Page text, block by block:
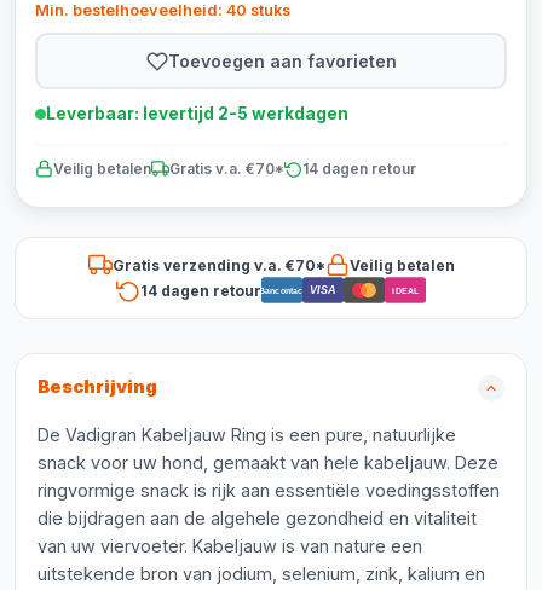
Min. bestelhoeveelheid: 40 stuks
Toevoegen aan favorieten
Leverbaar: levertijd 2-5 werkdagen
Veilig betalen Gratis v.a. €70* 14 dagen retour
Gratis verzending v.a. €70*
Veilig betalen
14 dagen retourBancontact VISA iDEAL
Beschrijving
De Vadigran Kabeljauw Ring is een pure, natuurlijke
snack voor uw hond, gemaakt van hele kabeljauw. Deze
ringvormige snack is rijk aan essentiële voedingsstoffen
die bijdragen aan de algehele gezondheid en vitaliteit
van uw viervoeter. Kabeljauw is van nature een
uitstekende bron van jodium, selenium, zink, kalium en